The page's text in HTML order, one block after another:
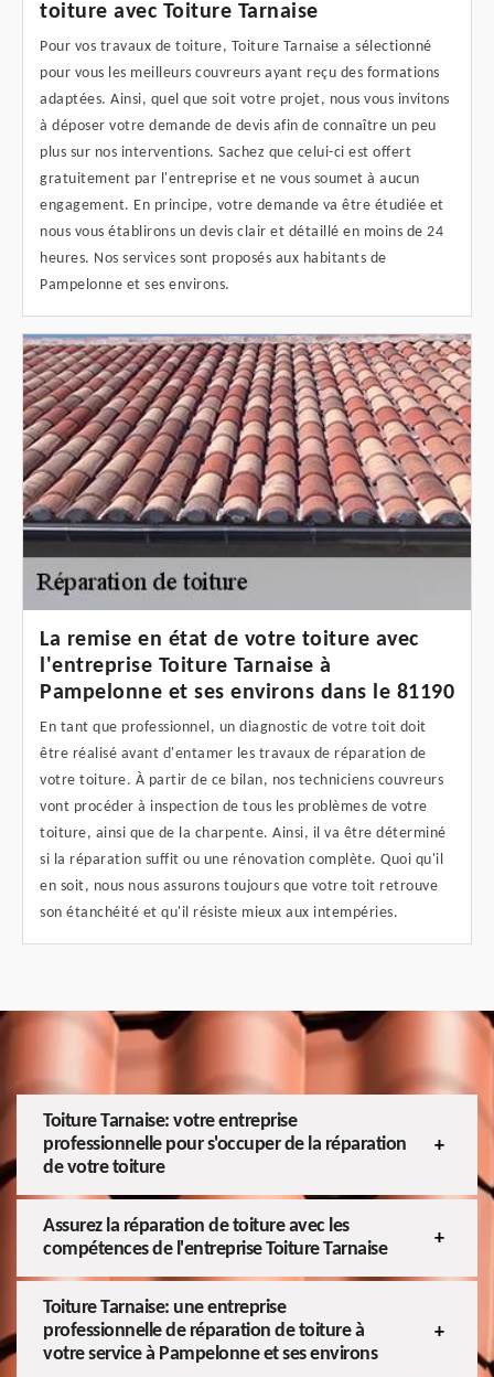
toiture avec Toiture Tarnaise
Pour vos travaux de toiture, Toiture Tarnaise a sélectionné
pour vous les meilleurs couvreurs ayant reçu des formations
adaptées. Ainsi, quel que soit votre projet, nous vous invitons
à déposer votre demande de devis afin de connaître un peu
plus sur nos interventions. Sachez que celui-ci est offert
gratuitement par l'entreprise et ne vous soumet à aucun
engagement. En principe, votre demande va être étudiée et
nous vous établirons un devis clair et détaillé en moins de 24
heures. Nos services sont proposés aux habitants de
Pampelonne et ses environs.
La remise en état de votre toiture avec
l'entreprise Toiture Tarnaise à
Pampelonne et ses environs dans le 81190
En tant que professionnel, un diagnostic de votre toit doit
être réalisé avant d'entamer les travaux de réparation de
votre toiture. À partir de ce bilan, nos techniciens couvreurs
vont procéder à inspection de tous les problèmes de votre
toiture, ainsi que de la charpente. Ainsi, il va être déterminé
si la réparation suffit ou une rénovation complète. Quoi qu'il
en soit, nous nous assurons toujours que votre toit retrouve
son étanchéité et qu'il résiste mieux aux intempéries.
Toiture Tarnaise: votre entreprise
professionnelle pour s'occuper de la réparation
de votre toiture
Assurez la réparation de toiture avec les
compétences de l'entreprise Toiture Tarnaise
Toiture Tarnaise: une entreprise
professionnelle de réparation de toiture à
votre service à Pampelonne et ses environs